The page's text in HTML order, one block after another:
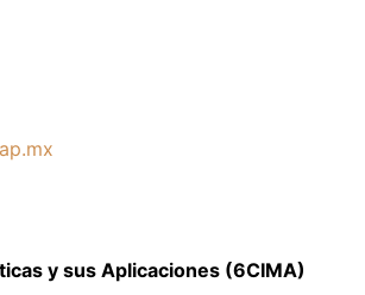
y sus Aplicaciones (6CIMA)